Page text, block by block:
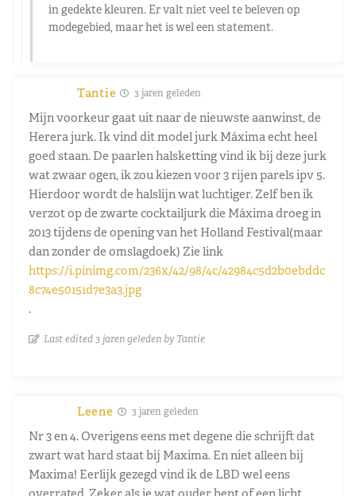
in gedekte kleuren. Er valt niet veel te beleven op
modegebied, maar het is wel een statement.
Tantie 3 jaren geleden
Mijn voorkeur gaat uit naar de nieuwste aanwinst, de
Herera jurk. Ik vind dit model jurk Máxima echt heel
goed staan. De paarlen halsketting vind ik bij deze jurk
wat zwaar ogen, ik zou kiezen voor 3 rijen parels ipv 5.
Hierdoor wordt de halslijn wat luchtiger. Zelf ben ik
verzot op de zwarte cocktailjurk die Máxima droeg in
2013 tijdens de opening van het Holland Festival(maar
dan zonder de omslagdoek) Zie link
https://i.pinimg.com/236x/42/98/4c/42984c5d2b0ebddc
8c74e50151d7e3a3.jpg
.
Last edited 3 jaren geleden by Tantie
Leene 3 jaren geleden
Nr 3 en 4. Overigens eens met degene die schrijft dat
zwart wat hard staat bij Maxima. En niet alleen bij
Maxima! Eerlijk gezegd vind ik de LBD wel eens
overrated. Zeker als je wat ouder bent of een licht